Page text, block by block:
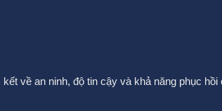
về an ninh, độ tin cậy và khả năng phục